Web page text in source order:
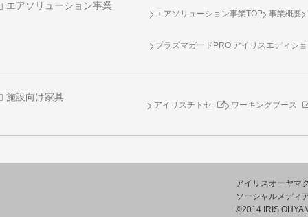
エアソリューション事業
エアソリューション事業TOP 事業概要
プラズマガードPRO アイリスエディシ
施設向け家具
アイリスチトセ ワーキングブース
アイリスオーヤマ
ソーシャルメディ
©2014 IRIS